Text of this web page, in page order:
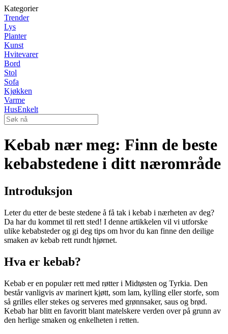
Kategorier
Trender
Lys
Planter
Kunst
Hvitevarer
Bord
Stol
Sofa
Kjøkken
Varme
HusEnkelt
Kebab nær meg: Finn de beste
kebabstedene i ditt nærområde
Introduksjon
Leter du etter de beste stedene å få tak i kebab i nærheten av deg?
Da har du kommet til rett sted! I denne artikkelen vil vi utforske
ulike kebabsteder og gi deg tips om hvor du kan finne den deilige
smaken av kebab rett rundt hjørnet.
Hva er kebab?
Kebab er en populær rett med røtter i Midtøsten og Tyrkia. Den
består vanligvis av marinert kjøtt, som lam, kylling eller storfe, som
så grilles eller stekes og serveres med grønnsaker, saus og brød.
Kebab har blitt en favoritt blant matelskere verden over på grunn av
den herlige smaken og enkelheten i retten.